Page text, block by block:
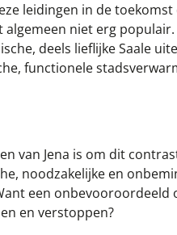
leidingen in de
niet erg
deels lieflijke Saale
functionele
van Jena is om dit
noodzakelijke en
een
en verstoppen?